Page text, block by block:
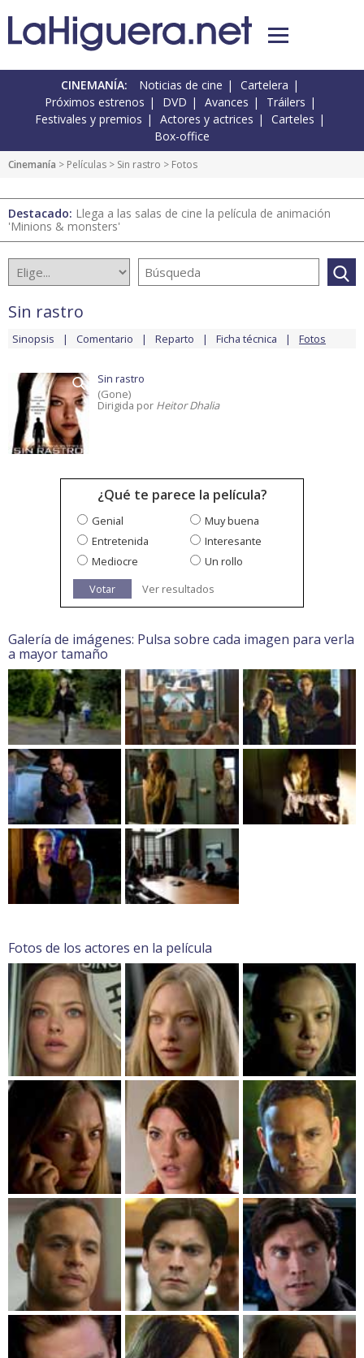
CINEMANÍA: Noticias de cine
Cartelera
Próximos estrenos
DVD Avances
Tráilers
Festivales y premios
Actores y actrices
Carteles
Box-office
Cinemanía > Películas > Sin rastro > Fotos
Destacado: Llega a las salas de cine la película de animación
'Minions & monsters'
Sin rastro
Sinopsis Comentario Reparto Ficha técnica Fotos
Sin rastro
(Gone)
Dirigida por Heitor Dhalia
¿Qué te parece la película?
Genial
Muy buena
Entretenida
Interesante
Mediocre
Un rollo
Votar
Ver resultados
Galería de imágenes: Pulsa sobre cada imagen para verla
a mayor tamaño
Fotos de los actores en la película